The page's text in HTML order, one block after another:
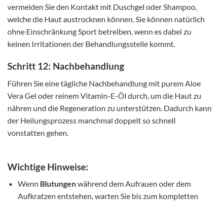
vermeiden Sie den Kontakt mit Duschgel oder Shampoo,
welche die Haut austrocknen können. Sie können natürlich
ohne Einschränkung Sport betreiben, wenn es dabei zu
keinen Irritationen der Behandlungsstelle kommt.
Schritt 12: Nachbehandlung
Führen Sie eine tägliche Nachbehandlung mit purem Aloe
Vera Gel oder reinem Vitamin-E-Öl durch, um die Haut zu
nähren und die Regeneration zu unterstützen. Dadurch kann
der Heilungsprozess manchmal doppelt so schnell
vonstatten gehen.
Wichtige Hinweise:
Wenn Blutungenwährend dem Aufrauen oder dem
Aufkratzen entstehen, warten Sie bis zum kompletten